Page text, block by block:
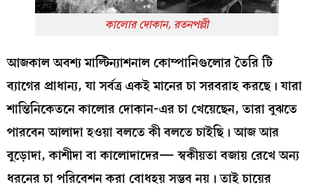
কালোর দোকান, রতনপল্লী
আজকাল অবশ্য মাল্টিন্যাশনাল কোম্পানিগুলোর তৈরি টি
ব্যাগের প্রাধান্য, যা সর্বত্র একই মানের চা সরবরাহ করছে। যারা
শান্তিনিকেতনে কালোর দোকান-এর চা খেয়েছেন, তারা বুঝতে
পারবেন আলাদা হওয়া বলতে কী বলতে চাইছি। আজ আর
বুড়োদা, কাশীদা বা কালোদাদের— স্বকীয়তা বজায় রেখে অন্য
ধরনের চা পরিবেশন করা বোধহয় সম্ভব নয়। তাই চায়ের